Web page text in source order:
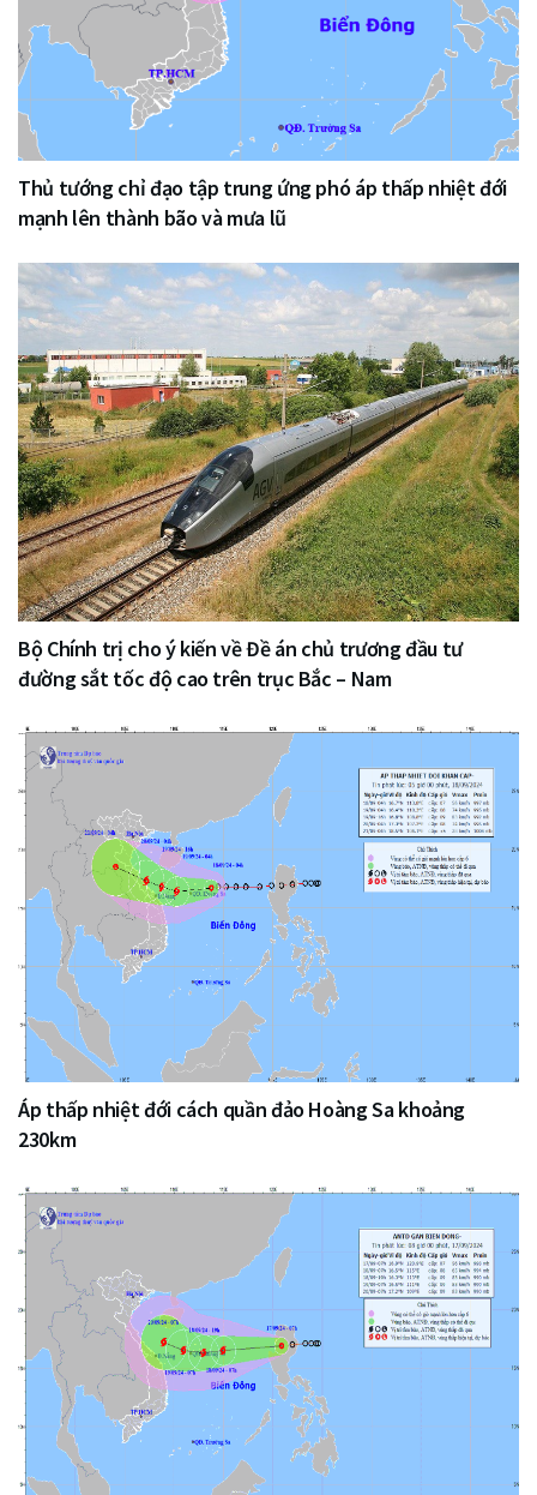
Thủ tướng chỉ đạo tập trung ứng phó áp thấp nhiệt đới
mạnh lên thành bão và mưa lũ
Bộ Chính trị cho ý kiến về Đề án chủ trương đầu tư
đường sắt tốc độ cao trên trục Bắc – Nam
Áp thấp nhiệt đới cách quần đảo Hoàng Sa khoảng
230km